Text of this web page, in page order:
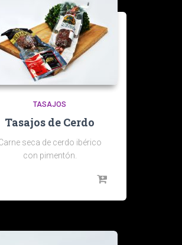
TASAJOS
Tasajos de Cerdo
seca de cerdo ibérico
con pimentón.